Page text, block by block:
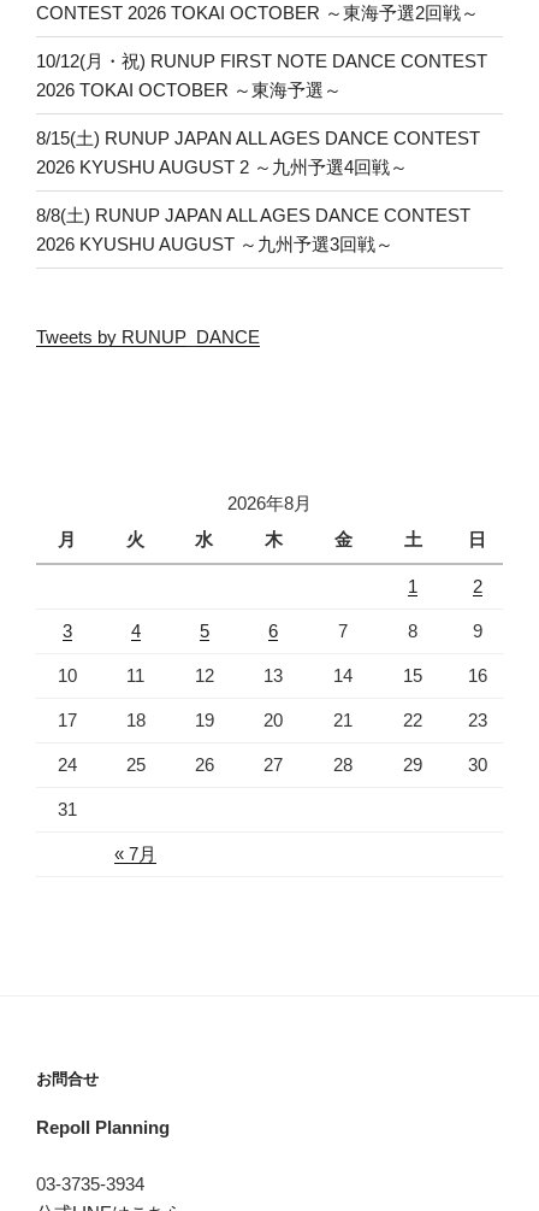
CONTEST 2026 TOKAI OCTOBER ～東海予選2回戦～
10/12(月・祝) RUNUP FIRST NOTE DANCE CONTEST
2026 TOKAI OCTOBER ～東海予選～
8/15(土) RUNUP JAPAN ALL AGES DANCE CONTEST
2026 KYUSHU AUGUST 2 ～九州予選4回戦～
8/8(土) RUNUP JAPAN ALL AGES DANCE CONTEST
2026 KYUSHU AUGUST ～九州予選3回戦～
Tweets by RUNUP_DANCE
2026年8月
月
火 水 木 金 土 日
« 7月
1 2
3 4 5 6 7 8 9
10 11 12 13 14 15 16
17 18 19 20 21 22 23
24 25 26 27 28 29 30
31
お問合せ
Repoll Planning
03-3735-3934